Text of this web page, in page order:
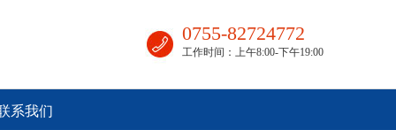
0755-82724772
工作时间：上午8:00-下午19:00
系我们